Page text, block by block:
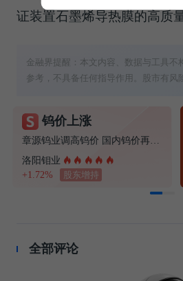
证装置石墨烯导热膜的高质量
金融界提醒：本文内容、数据与工具不
参考，不具备任何指导作用。股市有
钨价上涨
洛阳钼业
+1.72%
股东增持
全部评论